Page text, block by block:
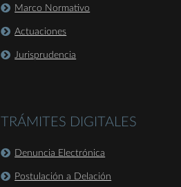
Marco Normativo
Actuaciones
Jurisprudencia
TRÁMITES DIGITALES
Denuncia Electrónica
Postulación a Delación